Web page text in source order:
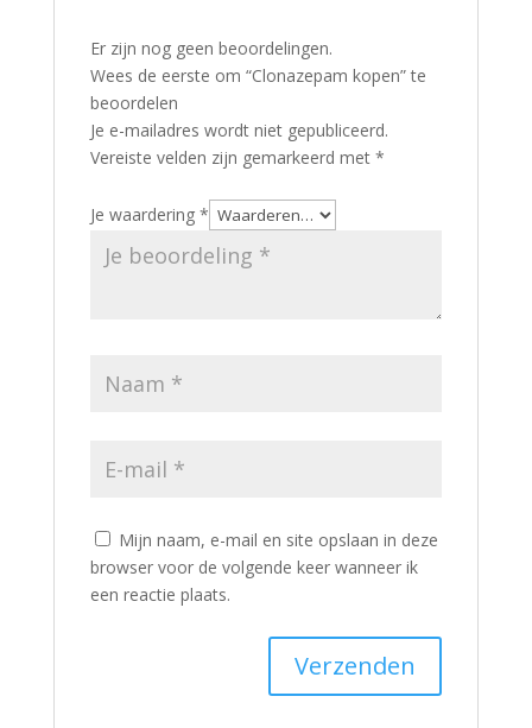
Er zijn nog geen beoordelingen.
Wees de eerste om “Clonazepam kopen” te
beoordelen
Je e-mailadres wordt niet gepubliceerd.
Vereiste velden zijn gemarkeerd met *
Je waardering *
Mijn naam, e-mail en site opslaan in deze
browser voor de volgende keer wanneer ik
een reactie plaats.